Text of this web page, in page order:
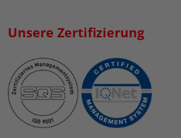
Unsere Zertifizierung